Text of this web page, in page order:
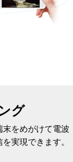
グ
末をめがけて電波
実現できます。